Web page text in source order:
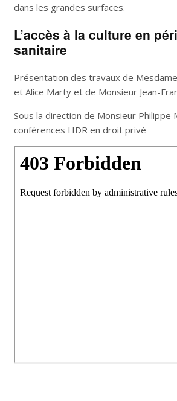
dans les grandes surfaces.
L’accès à la culture en
sanitaire
Présentation des travaux de
et Alice Marty et de Monsieur Jean-
Sous la direction de Monsieur Philippe
conférences HDR en droit privé